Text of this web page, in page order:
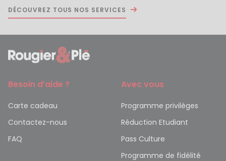
DÉCOUVREZ TOUS NOS SERVICES
Besoin d’aide ?
Carte cadeau
Contactez-nous
FAQ
Avec vous
Programme privilèges
Réduction Etudiant
Pass Culture
Programme de fidélité